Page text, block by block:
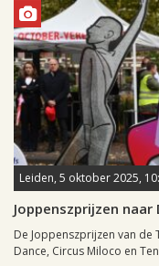
Leiden, 5 oktober 2025,
Joppenszprijzen naar
De Joppenszprijzen van
Dance, Circus Miloco en